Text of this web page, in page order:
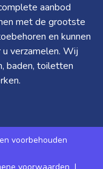
aanbod
met de grootste
en kunnen
verzamelen. Wij
baden, toiletten
voorbehouden